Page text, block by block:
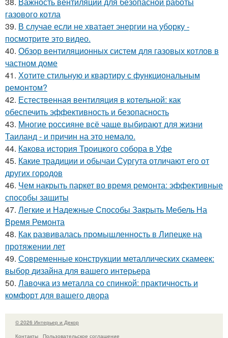
газового котла
39. В случае если не хватает энергии на уборку -
посмотрите это видео.
40. Обзор вентиляционных систем для газовых котлов в
частном доме
41. Хотите стильную и квартиру с функциональным
ремонтом?
42. Естественная вентиляция в котельной: как
обеспечить эффективность и безопасность
43. Многие россияне всё чаще выбирают для жизни
Таиланд - и причин на это немало.
44. Какова история Троицкого собора в Уфе
45. Какие традиции и обычаи Сургута отличают его от
других городов
46. Чем накрыть паркет во время ремонта: эффективные
способы защиты
47. Легкие и Надежные Способы Закрыть Мебель На
Время Ремонта
48. Как развивалась промышленность в Липецке на
протяжении лет
49. Современные конструкции металлических скамеек:
выбор дизайна для вашего интерьера
50. Лавочка из металла со спинкой: практичность и
комфорт для вашего двора
© 2026 Интерьер и Декор
Контакты
Пользовательское соглашение